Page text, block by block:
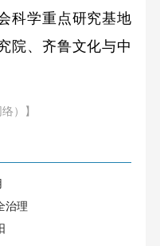
学重点研究基地
院、齐鲁文化与中
）】
治理